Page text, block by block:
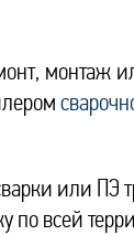
или ПЭ
по всей